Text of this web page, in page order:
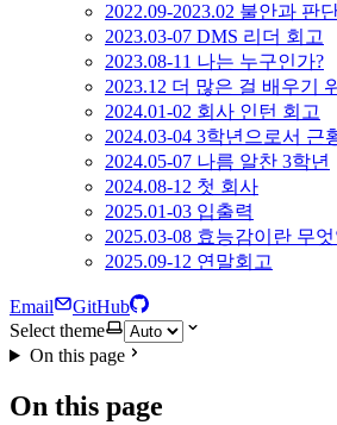
2022.09-2023.02 불안과 판
2023.03-07 DMS 리더 회고
2023.08-11 나는 누구인가?
2023.12 더 많은 걸 배우기
2024.01-02 회사 인턴 회고
2024.03-04 3학년으로서 근
2024.05-07 나름 알찬 3학년
2024.08-12 첫 회사
2025.01-03 입출력
2025.03-08 효능감이란 무
2025.09-12 연말회고
Email
GitHub
Select theme
On this page
On this page